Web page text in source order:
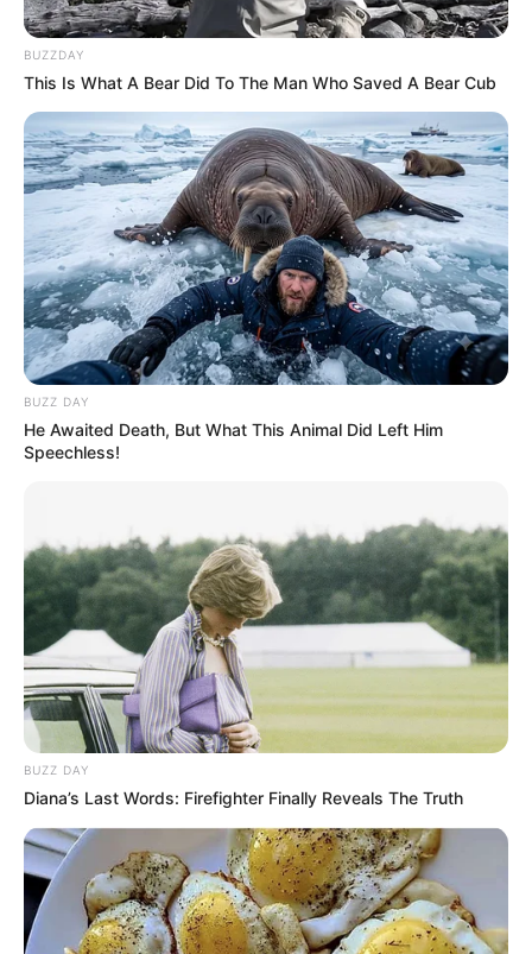
BUZZDAY
This Is What A Bear Did To The Man Who Saved A Bear Cub
BUZZ DAY
He Awaited Death, But What This Animal Did Left Him
Speechless!
BUZZ DAY
Diana’s Last Words: Firefighter Finally Reveals The Truth